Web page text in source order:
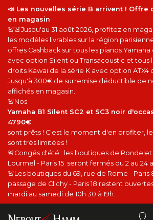
📣 Les nouvelles série B arrivent ! Offre
en magasin
🚨🚨Jusqu'au 31 août 2026, profitez en
les modèles livrables sur la région
offres Cashback sur tous les pianos Yamaha
avec option Silent ou Transacoustic et tous
droits Kawai de la série K avec option ATX4
Jusqu'à 300€ de surremise déductible de
affichés en magasin.
🚨Nos
Yamaha B1 Silent SC2 et SC3 noir
4790€
sont prêts ! C'est le moment d'en profiter,
sont très limitées !
🚨Congés d'été : les boutiques de Rondelet
Lourmel - Paris 15 seront fermés du 2 au 24
🚨Les boutiques du 69, rue de Rome - Paris
passage de Clichy - Paris 18 restent
mardi au samedi de 10h 30 à 19h.